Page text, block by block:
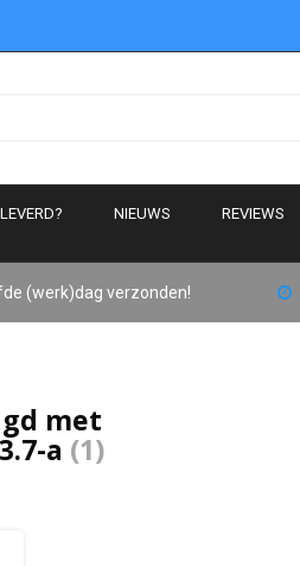
NIEUWS REVIEWS
(werk)dag verzonden!
met
a (1)